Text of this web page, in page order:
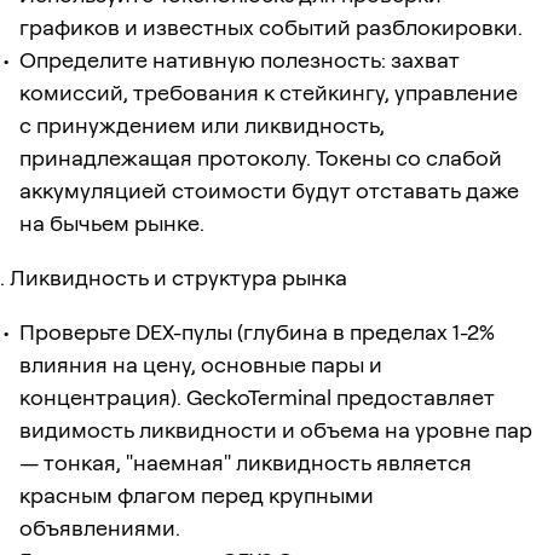
графиков и известных событий разблокировки.
Определите нативную полезность: захват
комиссий, требования к стейкингу, управление
с принуждением или ликвидность,
принадлежащая протоколу. Токены со слабой
аккумуляцией стоимости будут отставать даже
на бычьем рынке.
Ликвидность и структура рынка
Проверьте DEX-пулы (глубина в пределах 1-2%
влияния на цену, основные пары и
концентрация). GeckoTerminal предоставляет
видимость ликвидности и объема на уровне пар
— тонкая, "наемная" ликвидность является
красным флагом перед крупными
объявлениями.